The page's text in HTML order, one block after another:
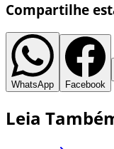
Compartilhe
WhatsApp Facebook
Leia